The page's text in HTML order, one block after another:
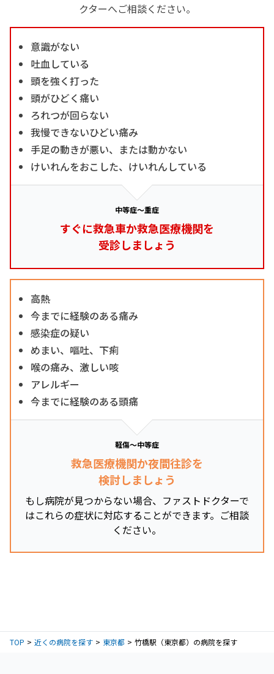
クターへご相談ください。
意識がない
吐血している
頭を強く打った
頭がひどく痛い
ろれつが回らない
我慢できないひどい痛み
手足の動きが悪い、または動かない
けいれんをおこした、けいれんしている
中等症～重症
すぐに救急車か救急医療機関を
受診しましょう
高熱
今までに経験のある痛み
感染症の疑い
めまい、嘔吐、下痢
喉の痛み、激しい咳
アレルギー
今までに経験のある頭痛
軽傷～中等症
救急医療機関か夜間往診を
検討しましょう
もし病院が見つからない場合、ファストドクターで
はこれらの症状に対応することができます。ご相談
ください。
TOP 近くの病院を探す 東京都 竹橋駅（東京都）の病院を探す